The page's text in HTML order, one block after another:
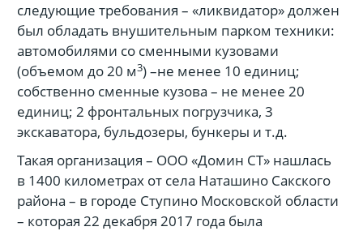
следующие требования – «ликвидатор» должен
был обладать внушительным парком техники:
автомобилями со сменными кузовами
(объемом до 20 м3) –не менее 10 единиц;
собственно сменные кузова – не менее 20
единиц; 2 фронтальных погрузчика, 3
экскаватора, бульдозеры, бункеры и т.д.
Такая организация – ООО «Домин СТ» нашлась
в 1400 километрах от села Наташино Сакского
района – в городе Ступино Московской области
– которая 22 декабря 2017 года была